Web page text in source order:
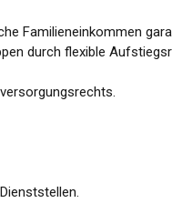
Familieneinkommen
durch flexible